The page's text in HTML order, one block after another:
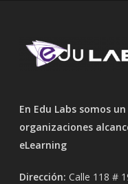
En Edu Labs somos
organizaciones
eLearning
Dirección: Calle 118 #